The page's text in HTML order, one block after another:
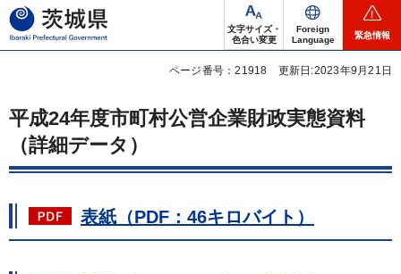
茨城県
文字サイズ・
色合い変更
Foreign
Language
緊急情報
ページ番号：21918 更新日:2023年9月21日
平成24年度市町村公営企業財政実態資料
（詳細データ）
表紙（PDF：46キロバイト）